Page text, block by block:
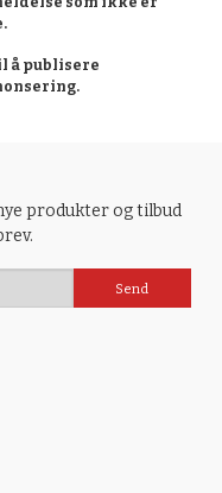
å publisere
produkter og tilbud